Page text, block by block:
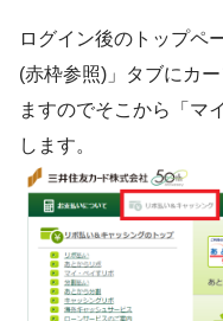
ログイン後のトップペ
(赤枠参照)」タブにカ
ますのでそこから「マ
します。